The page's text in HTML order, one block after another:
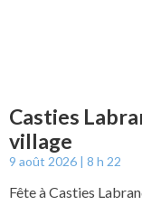
Casties
village
9 août 2026 8 h 22
Fête à Casties